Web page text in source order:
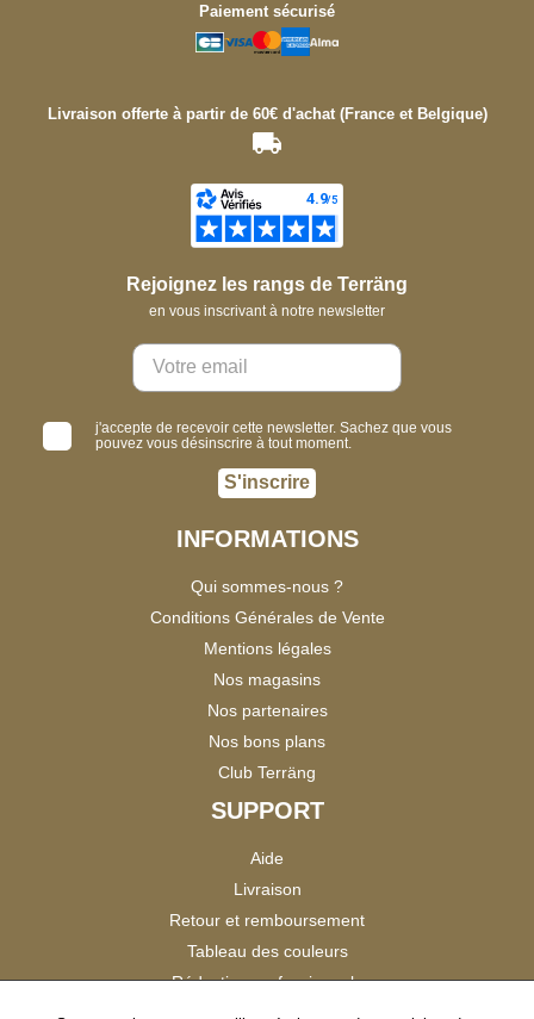
Paiement sécurisé
Livraison offerte à partir de 60€ d'achat (France et Belgique)
Rejoignez les rangs de Terräng
en vous inscrivant à notre newsletter
j'accepte de recevoir cette newsletter. Sachez que vous
pouvez vous désinscrire à tout moment.
S'inscrire
INFORMATIONS
Qui sommes-nous ?
Conditions Générales de Vente
Mentions légales
Nos magasins
Nos partenaires
Nos bons plans
Club Terräng
SUPPORT
Aide
Livraison
Retour et remboursement
Tableau des couleurs
Réduction professionnels